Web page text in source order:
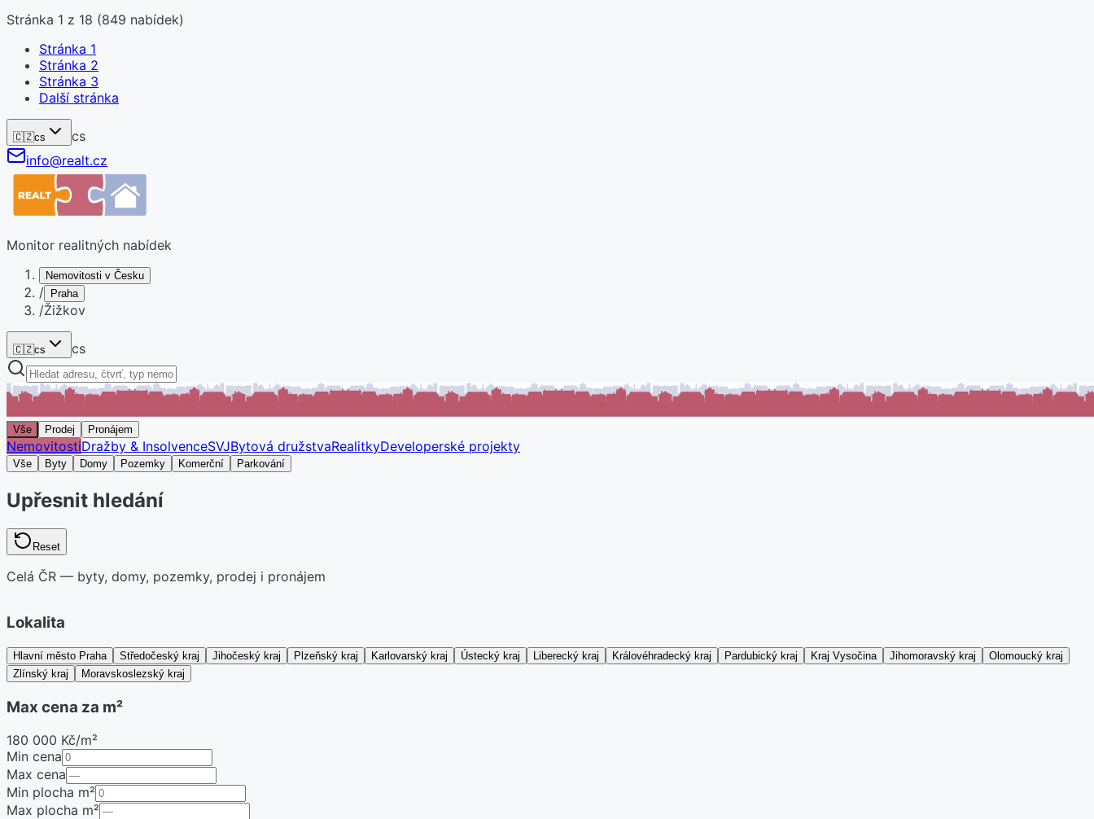
Stránka 1 z 18 (849 nabídek)
Stránka 1
Stránka 2
Stránka 3
Další stránka
🇨🇿cs
cs
info@realt.cz
Monitor realitných nabídek
Nemovitosti v Česku
/ Praha
/Žižkov
🇨🇿cs cs
Vše Prodej Pronájem
NemovitostiDražby & InsolvenceSVJBytová družstvaRealitkyDeveloperské projekty
Vše Byty Domy Pozemky Komerční Parkování
Upřesnit hledání
Reset
Celá ČR — byty, domy, pozemky, prodej i pronájem
Lokalita
Hlavní město Praha Středočeský kraj Jihočeský kraj Plzeňský kraj Karlovarský kraj Ústecký kraj Liberecký kraj Královéhradecký kraj Pardubický kraj Kraj Vysočina Jihomoravský kraj
Olomoucký kraj
Zlínský kraj
Moravskoslezský kraj
Max cena za m²
180 000 Kč/m²
Min cena
Max cena
Min plocha m²
Max plocha m²